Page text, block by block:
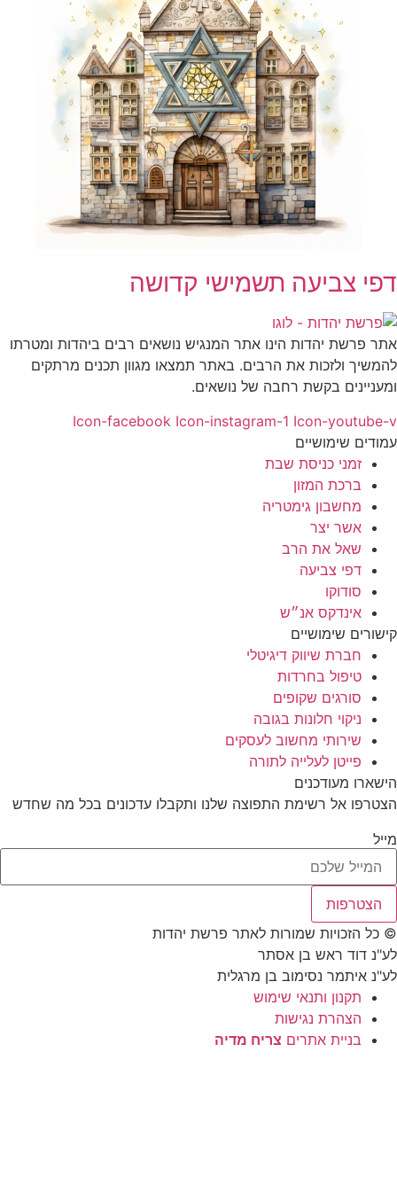
צביעה תשמישי קדושה
פרשת יהדות הינו אתר המנגיש נושאים רבים ביהדות ומטרתו
ולזכות את הרבים. באתר תמצאו מגוון תכנים מרתקים
בקשת רחבה של נושאים.
Icon-facebook Icon-instagram-1 Icon-
שימושיים
זמני כניסת שבת
ברכת המזון
מחשבון גימטריה
אשר יצר
שאל את הרב
דפי צביעה
סודוקו
אינדקס אנ״ש
שימושיים
חברת שיווק דיגיטלי
טיפול בחרדות
סורגים שקופים
ניקוי חלונות בגובה
שירותי מחשוב לעסקים
פייטן לעלייה לתורה
מעודכנים
אל רשימת התפוצה שלנו ותקבלו עדכונים בכל מה שחדש
הצטרפות
הזכויות שמורות לאתר פרשת יהדות
דוד ראש בן אסתר
איתמר נסימוב בן מרגלית
תקנון ותנאי שימוש
הצהרת נגישות
בניית אתריםצריח מדיה